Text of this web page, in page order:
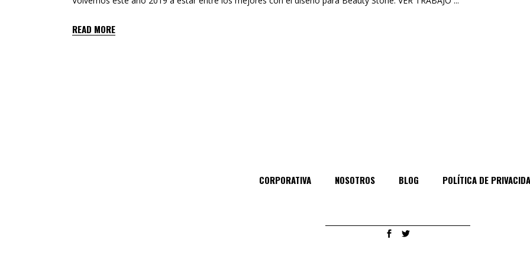
READ MORE
CORPORATIVA NOSOTROS BLOG POLÍTICA DE